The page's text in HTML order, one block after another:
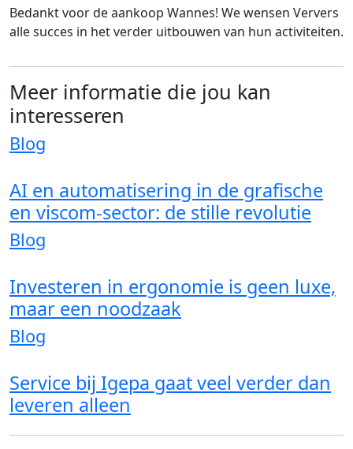
Bedankt voor de aankoop Wannes! We wensen Ververs
alle succes in het verder uitbouwen van hun activiteiten.
Meer informatie die jou kan
interesseren
Blog
AI en automatisering in de grafische
en viscom-sector: de stille revolutie
Blog
Investeren in ergonomie is geen luxe,
maar een noodzaak
Blog
Service bij Igepa gaat veel verder dan
leveren alleen